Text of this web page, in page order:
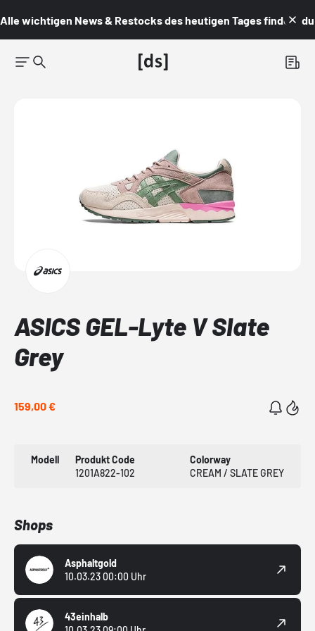
Alle wichtigen News & Restocks des heutigen Tages findest du
ASICS GEL-Lyte V Slate
Grey
159,00 €
Modell
Produkt Code
1201A822-102
Colorway
CREAM / SLATE GREY
Shops
Asphaltgold
10.03.23 00:00 Uhr
43einhalb